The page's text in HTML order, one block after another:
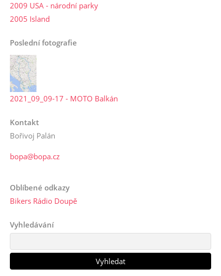
2009 USA - národní parky
2005 Island
Poslední fotografie
2021_09_09-17 - MOTO Balkán
Kontakt
Bořivoj Palán
bopa@bopa.cz
Oblíbené odkazy
Bikers Rádio Doupě
Vyhledávání